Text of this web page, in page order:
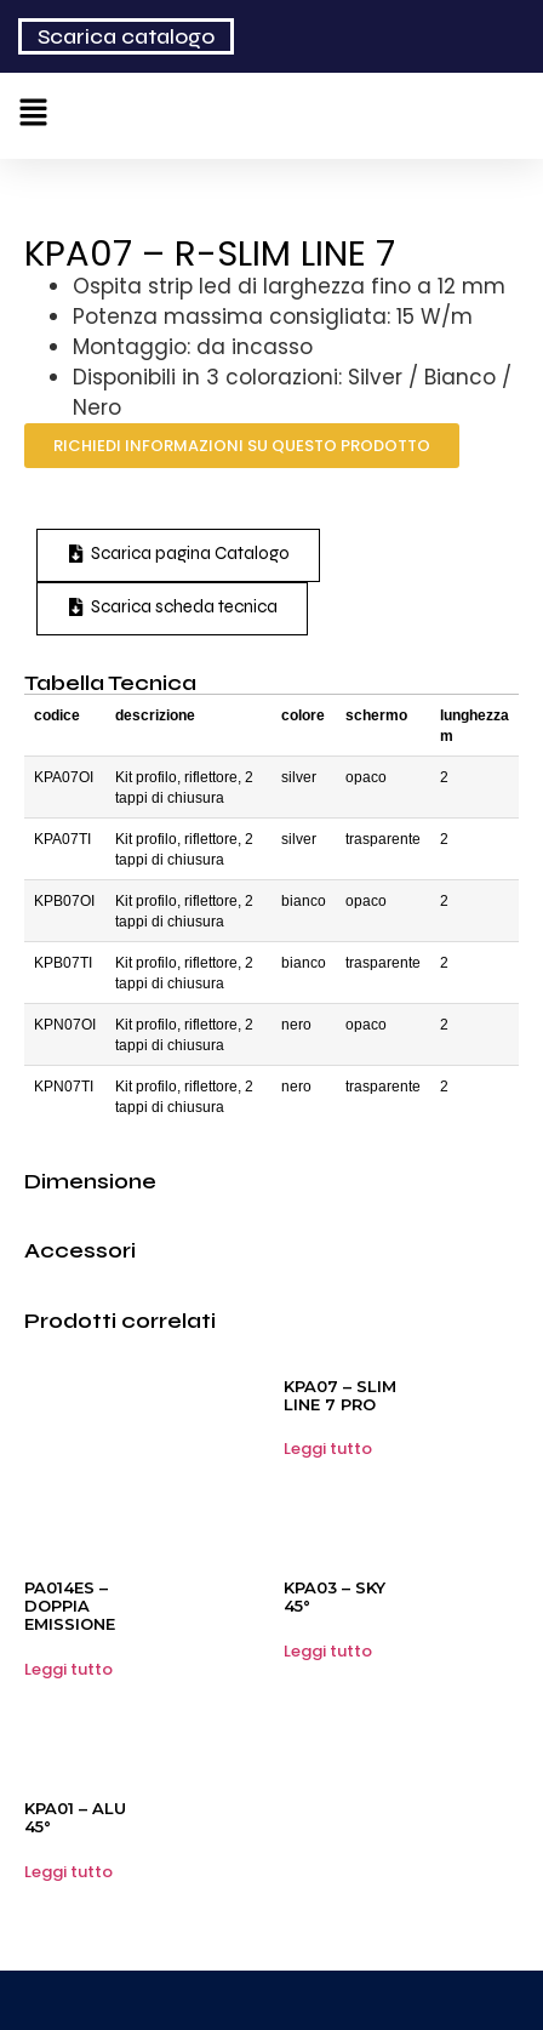
Scarica catalogo
KPA07 – R-SLIM LINE 7
Ospita strip led di larghezza fino a 12 mm
Potenza massima consigliata: 15 W/m
Montaggio: da incasso
Disponibili in 3 colorazioni: Silver / Bianco /
Nero
RICHIEDI INFORMAZIONI SU QUESTO PRODOTTO
Scarica pagina Catalogo
Scarica scheda tecnica
Tabella Tecnica
codice descrizione colore schermo
lunghezza
m
KPA07OI
Kit profilo, riflettore, 2
tappi di chiusura
silver opaco 2
KPA07TI
Kit profilo, riflettore, 2
tappi di chiusura
silver trasparente 2
KPB07OI
Kit profilo, riflettore, 2
tappi di chiusura
bianco opaco 2
KPB07TI
Kit profilo, riflettore, 2
tappi di chiusura
bianco trasparente 2
KPN07OI
Kit profilo, riflettore, 2
tappi di chiusura
nero opaco 2
KPN07TI
Kit profilo, riflettore, 2
tappi di chiusura
nero trasparente 2
Dimensione
Accessori
Prodotti correlati
KPA07 – SLIM
LINE 7 PRO
Leggi tutto
PA014ES –
DOPPIA
EMISSIONE
Leggi tutto
KPA03 – SKY
45°
Leggi tutto
KPA01 – ALU
45°
Leggi tutto